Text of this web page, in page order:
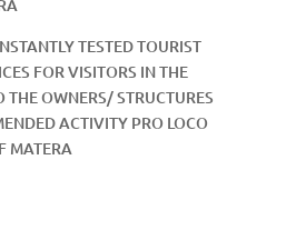
TESTED TOURIST
FOR VISITORS IN THE
THE OWNERS/ STRUCTURES
ACTIVITY PRO LOCO
MATERA